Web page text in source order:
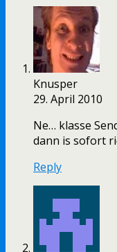
Knusper
29. April 2010
Ne… klasse
dann is sofort
Reply